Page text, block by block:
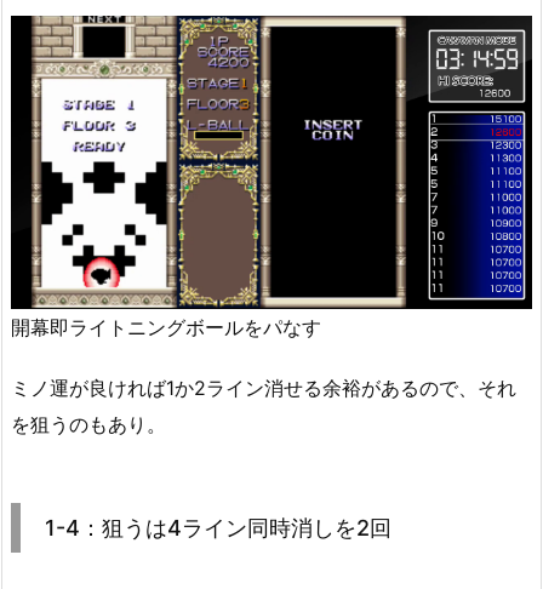
開幕即ライトニングボールをパなす
ミノ運が良ければ1か2ライン消せる余裕があるので、それ
を狙うのもあり。
1-4：狙うは4ライン同時消しを2回